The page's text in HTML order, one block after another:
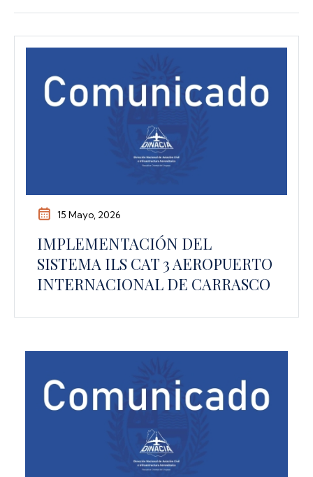
15 Mayo, 2026
IMPLEMENTACIÓN DEL
SISTEMA ILS CAT 3 AEROPUERTO
INTERNACIONAL DE CARRASCO